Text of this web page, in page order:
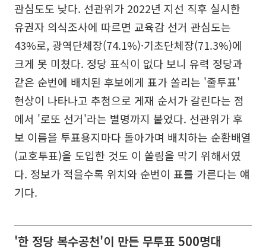
관심도도 낮다. 선관위가 2022년 지선 직후 실시한
유권자 의식조사에 따르면 교육감 선거 관심도는
43%로, 광역단체장(74.1%)·기초단체장(71.3%)에
크게 못 미쳤다. 정당 표식이 없다 보니 유력 정당과
같은 순번에 배치된 후보에게 표가 쏠리는 '줄투표'
현상이 나타나고 추첨으로 게재 순서가 갈린다는 점
에서 '로또 선거'라는 별명까지 붙었다. 선관위가 후
보 이름을 투표용지마다 돌아가며 배치하는 순환배열
(교호투표)을 도입한 것도 이 쏠림을 막기 위해서였
다. 정보가 적을수록 위치와 순번이 표를 가른다는 얘
기다.
'한 정당 복수공천'이 만든 무투표 500명대